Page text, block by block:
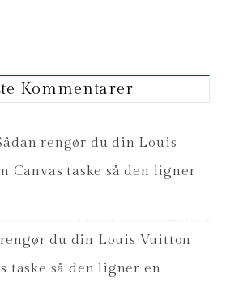
Kommentarer
rengør du din Louis
Canvas taske så den ligner
rengør du din Louis Vuitton
taske så den ligner en